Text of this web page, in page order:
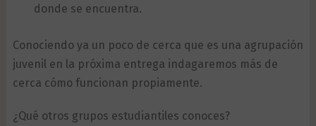
donde se encuentra.
Conociendo ya un poco de cerca que es una agrupación
juvenil en la próxima entrega indagaremos más de
cerca cómo funcionan propiamente.
¿Qué otros grupos estudiantiles conoces?